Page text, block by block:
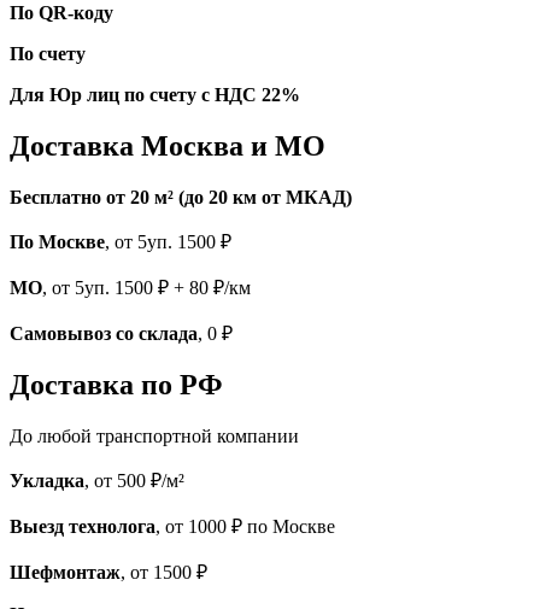
По QR-коду
По счету
Для Юр лиц по счету с НДС 22%
Доставка Москва и МО
Бесплатно от 20 м² (до 20 км от МКАД)
По Москве, от 5уп. 1500 ₽
МО, от 5уп. 1500 ₽ + 80 ₽/км
Самовывоз со склада, 0 ₽
Доставка по РФ
До любой транспортной компании
Укладка, от 500 ₽/м²
Выезд технолога, от 1000 ₽ по Москве
Шефмонтаж, от 1500 ₽